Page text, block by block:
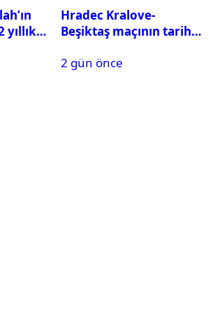
yıllık
Hradec Kralove-
Beşiktaş maçının tarihi
2 gün önce